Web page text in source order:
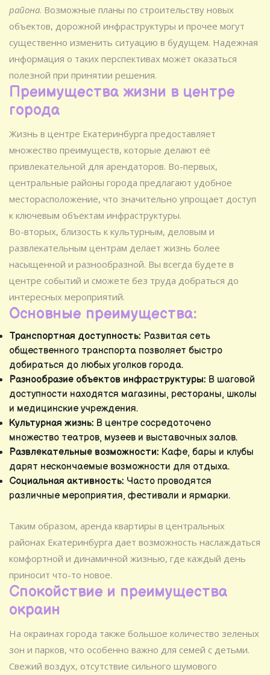
района. Возможные планы по строительству новых
объектов, дорожной инфраструктуры и прочее могут
существенно изменить ситуацию в будущем. Надежная
информация о таких перспективах может оказаться
полезной при принятии решения.
Преимущества жизни в центре
города
Жизнь в центре Екатеринбурга предоставляет
множество преимуществ, которые делают её
привлекательной для арендаторов. Во-первых,
центральные районы города предлагают удобное
месторасположение, что значительно упрощает доступ
к ключевым объектам инфраструктуры.
Во-вторых, близость к культурным, деловым и
развлекательным центрам делает жизнь более
насыщенной и разнообразной. Вы всегда будете в
центре событий и сможете без труда добраться до
интересных мероприятий.
Основные преимущества:
Транспортная доступность: Развитая сеть
общественного транспорта позволяет быстро
добираться до любых уголков города.
Разнообразие объектов инфраструктуры: В шаговой
доступности находятся магазины, рестораны, школы
и медицинские учреждения.
Культурная жизнь: В центре сосредоточено
множество театров, музеев и выставочных залов.
Развлекательные возможности: Кафе, бары и клубы
дарят нескончаемые возможности для отдыха.
Социальная активность: Часто проводятся
различные мероприятия, фестивали и ярмарки.
Таким образом, аренда квартиры в центральных
районах Екатеринбурга дает возможность наслаждаться
комфортной и динамичной жизнью, где каждый день
приносит что-то новое.
Спокойствие и преимущества
окраин
На окраинах города также большое количество зеленых
зон и парков, что особенно важно для семей с детьми.
Свежий воздух, отсутствие сильного шумового